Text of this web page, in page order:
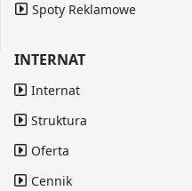
Spoty Reklamowe
INTERNAT
Internat
Struktura
Oferta
Cennik